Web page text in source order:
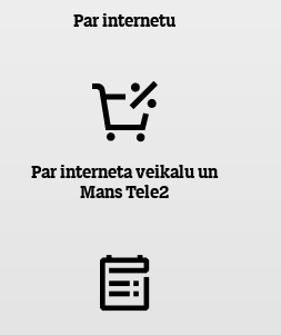
Par internetu
Par interneta veikalu un
Mans Tele2